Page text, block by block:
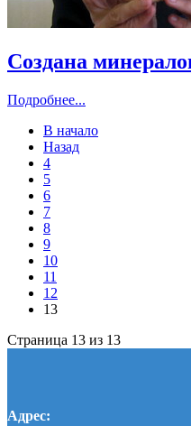
Создана
Подробнее...
В начало
Назад
4
5
6
7
8
9
10
11
12
13
Страница 13 из 13
Адрес: